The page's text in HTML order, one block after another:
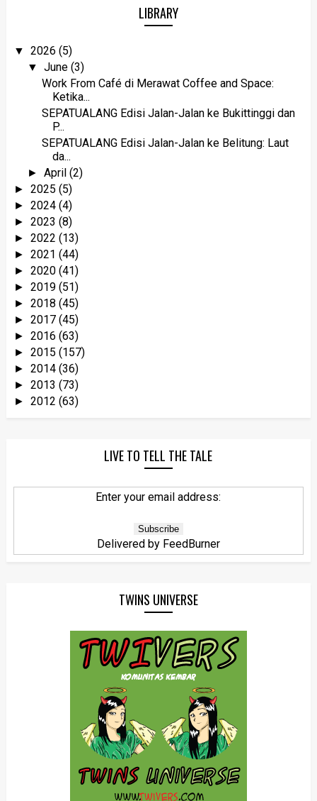
LIBRARY
▼ 2026 (5)
▼June(3)
Work From Café di Merawat Coffee and Space:
Ketika...
SEPATUALANG Edisi Jalan-Jalan ke Bukittinggi dan
P...
SEPATUALANG Edisi Jalan-Jalan ke Belitung: Laut
da...
►April(2)
► 2025 (5)
► 2024 (4)
► 2023 (8)
► 2022 (13)
► 2021 (44)
► 2020 (41)
► 2019 (51)
► 2018 (45)
► 2017 (45)
► 2016 (63)
► 2015 (157)
► 2014 (36)
► 2013 (73)
► 2012 (63)
LIVE TO TELL THE TALE
Enter your email address:
Delivered by FeedBurner
TWINS UNIVERSE